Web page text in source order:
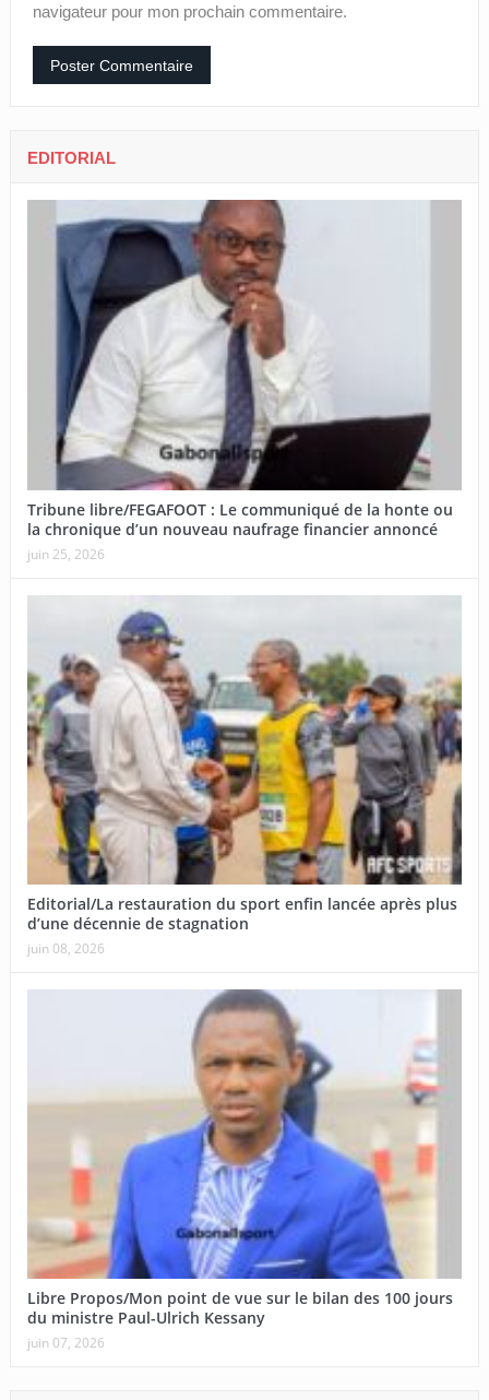
navigateur pour mon prochain commentaire.
EDITORIAL
Tribune libre/FEGAFOOT : Le communiqué de la honte ou
la chronique d’un nouveau naufrage financier annoncé
juin 25, 2026
Editorial/La restauration du sport enfin lancée après plus
d’une décennie de stagnation
juin 08, 2026
Libre Propos/Mon point de vue sur le bilan des 100 jours
du ministre Paul-Ulrich Kessany
juin 07, 2026